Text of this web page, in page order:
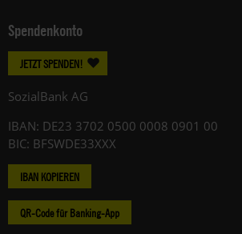
Spendenkonto
JETZT SPENDEN!
SozialBank AG
IBAN: DE23 3702 0500 0008 0901 00
BIC: BFSWDE33XXX
IBAN KOPIEREN
QR-Code für Banking-App